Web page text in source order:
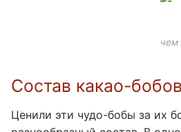
чем
Состав какао-бобов
Ценили эти чудо-бобы за их